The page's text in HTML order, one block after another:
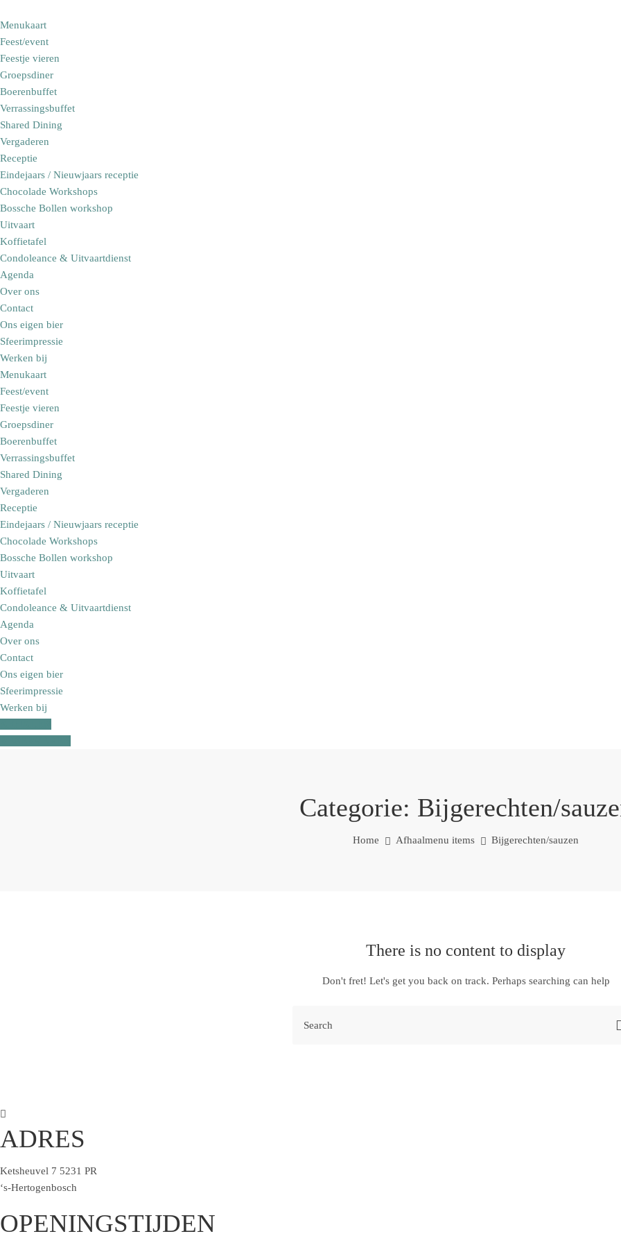
Menukaart
Feest/event
Feestje vieren
Groepsdiner
Boerenbuffet
Verrassingsbuffet
Shared Dining
Vergaderen
Receptie
Eindejaars / Nieuwjaars receptie
Chocolade Workshops
Bossche Bollen workshop
Uitvaart
Koffietafel
Condoleance & Uitvaartdienst
Agenda
Over ons
Contact
Ons eigen bier
Sfeerimpressie
Werken bij
Menukaart
Feest/event
Feestje vieren
Groepsdiner
Boerenbuffet
Verrassingsbuffet
Shared Dining
Vergaderen
Receptie
Eindejaars / Nieuwjaars receptie
Chocolade Workshops
Bossche Bollen workshop
Uitvaart
Koffietafel
Condoleance & Uitvaartdienst
Agenda
Over ons
Contact
Ons eigen bier
Sfeerimpressie
Werken bij
Categorie: Bijgerechten/
Home Afhaalmenu items Bijgerechten/sauzen
There is no content to display
Don't fret! Let's get you back on track. Perhaps searching can help
ADRES
Ketsheuvel 7 5231 PR
‘s-Hertogenbosch
OPENINGSTIJDEN